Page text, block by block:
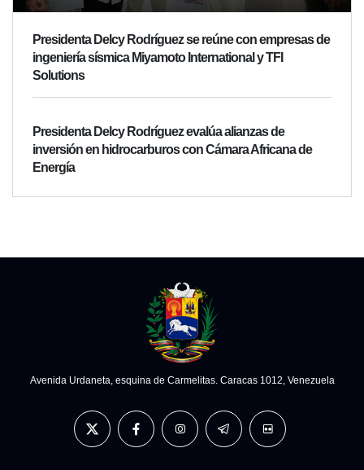
Presidenta Delcy Rodríguez se reúne con empresas de
ingeniería sísmica Miyamoto International y TFI
Solutions
Presidenta Delcy Rodríguez evalúa alianzas de
inversión en hidrocarburos con Cámara Africana de
Energía
Avenida Urdaneta, esquina de Carmelitas. Caracas 1012, Venezuela